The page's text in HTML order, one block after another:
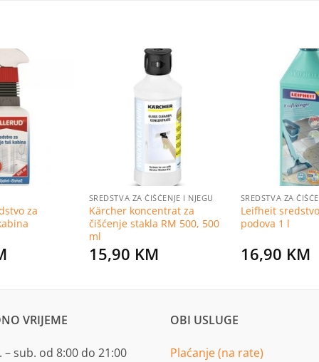
za
SREDSTVA ZA ČIŠĆENJE I NJEGU
Kärcher koncentrat za
čišćenje stakla RM 500, 500
ml
15,90 KM
SREDSTVA ZA
Leifheit
podova 1 l
16,90 KM
VRIJEME
– sub. od 8:00 do 21:00
OBI USLUGE
Plaćanje (na rate)